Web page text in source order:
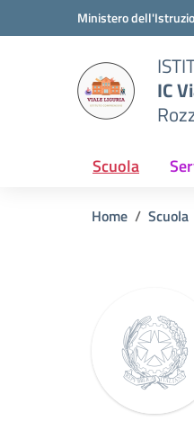
Vai ai contenuti
Vai al menu di navigazione
Ministero
IC
Scuola
Home Scuola